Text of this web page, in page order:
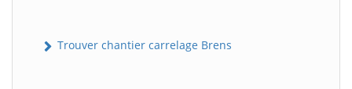
Trouver chantier carrelage Brens